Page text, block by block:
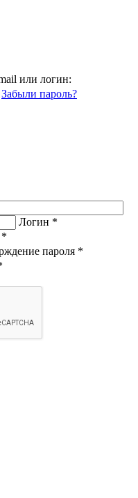
или логин:
Забыли пароль?
Логин *
*
пароля *